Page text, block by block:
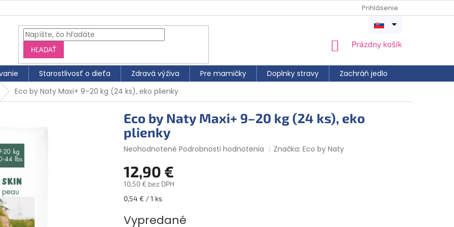
Prihlásenie
HĽADAŤ
NÁKUPNÝ
Prázdny košík
Starostlivosť o dieťa Zdravá výživa Pre mamičky Doplnky stravy Zachráň jedlo
Otvoriť
Eco by Naty Maxi+ 9–20 kg (24 ks), eko plienky
Eco by Naty Maxi+ 9–20 kg (24 ks), eko
plienky
Priemerné
produktu
je
0,0
z
hviezdičiek.
Neohodnotené Podrobnosti hodnotenia Značka:Eco by Naty
12,90 €
10,50 € bez DPH
Jednotková
0,54 € / 1 ks
Vypredané